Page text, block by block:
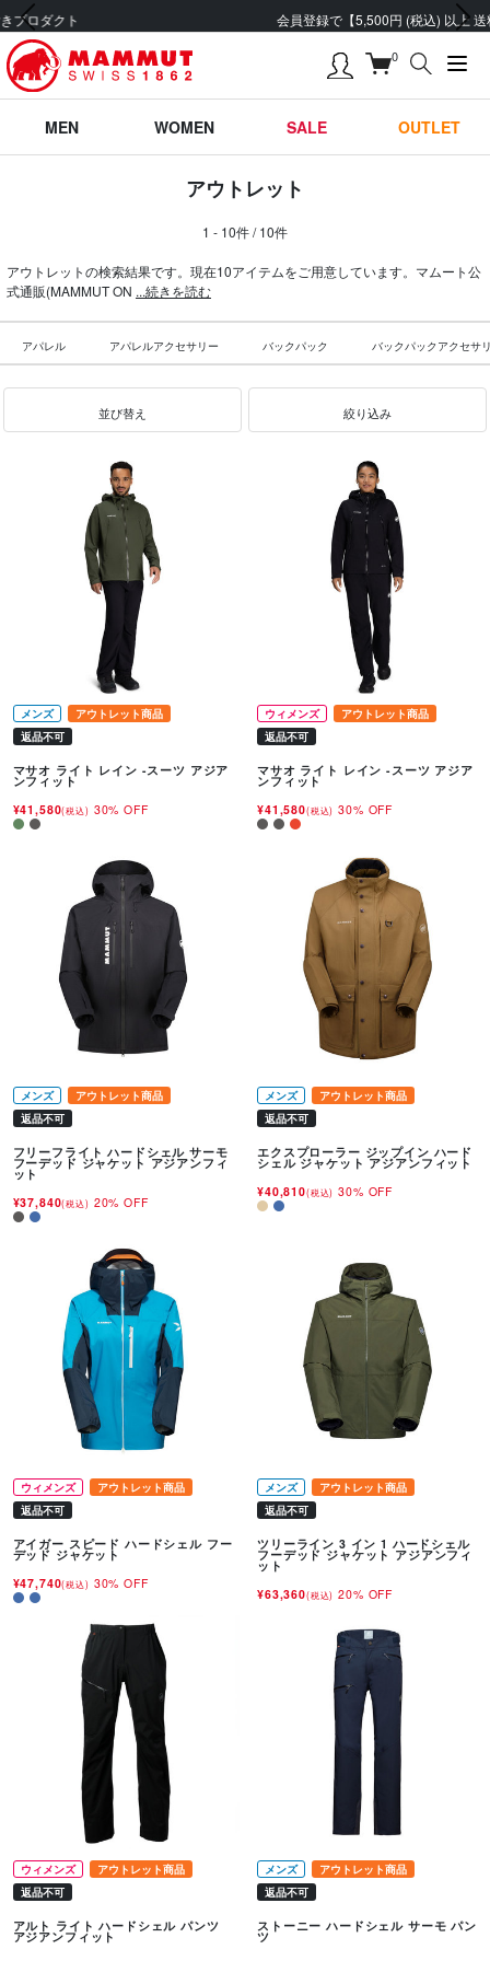
会員登録で【5,500円 (税込) 以上 送料無料】
前の画像 次の画像
0
MEN WOMEN SALE OUTLET
アウトレット
1 - 10件 / 10件
アウトレットの検索結果です。現在10アイテムをご用意しています。マムート公
式通販(MAMMUT ON ...続きを読む
アパレル アパレルアクセサリー バックパック バックパックアクセサ
並び替え 絞り込み
メンズ
アウトレット商品
返品不可
マサオ ライト レイン -スーツ アジア
ンフィット
¥41,580(税込) 30% OFF
ウィメンズ
アウトレット商品
返品不可
マサオ ライト レイン -スーツ アジア
ンフィット
¥41,580(税込) 30% OFF
メンズ
アウトレット商品
返品不可
フリーフライト ハードシェル サーモ
フーデッド ジャケット アジアンフィ
ット
¥37,840(税込) 20% OFF
メンズ
アウトレット商品
返品不可
エクスプローラー ジップイン ハード
シェル ジャケット アジアンフィット
¥40,810(税込) 30% OFF
ウィメンズ
アウトレット商品
返品不可
アイガー スピード ハードシェル フー
デッド ジャケット
¥47,740(税込) 30% OFF
メンズ
アウトレット商品
返品不可
ツリーライン 3 イン 1 ハードシェル
フーデッド ジャケット アジアンフィ
ット
¥63,360(税込) 20% OFF
ウィメンズ
アウトレット商品
返品不可
アルト ライト ハードシェル パンツ
アジアンフィット
メンズ
アウトレット商品
返品不可
ストーニー ハードシェル サーモ パン
ツ